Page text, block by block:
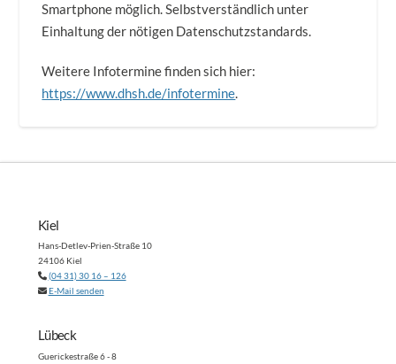
Smartphone möglich. Selbstverständlich unter
Einhaltung der nötigen Datenschutzstandards.
Weitere Infotermine finden sich hier:
https://www.dhsh.de/infotermine.
Kiel
Hans-Detlev-Prien-Straße 10
24106 Kiel
(04 31) 30 16 – 126
E-Mail senden
Lübeck
Guerickestraße 6 - 8